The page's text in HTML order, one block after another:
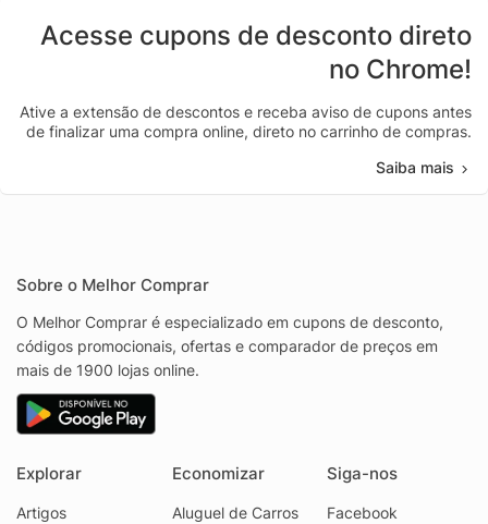
Acesse cupons de desconto direto
no Chrome!
Ative a extensão de descontos e receba aviso de cupons antes
de finalizar uma compra online, direto no carrinho de compras.
Saiba mais
Sobre o Melhor Comprar
O Melhor Comprar é especializado em cupons de desconto,
códigos promocionais, ofertas e comparador de preços em
mais de 1900 lojas online.
Explorar
Artigos
Economizar
Aluguel de Carros
Siga-nos
Facebook